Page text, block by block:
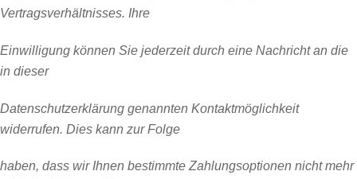
Vertragsverhältnisses. Ihre
Einwilligung können Sie jederzeit durch eine Nachricht an die
in dieser
Datenschutzerklärung genannten Kontaktmöglichkeit
widerrufen. Dies kann zur Folge
haben, dass wir Ihnen bestimmte Zahlungsoptionen nicht mehr